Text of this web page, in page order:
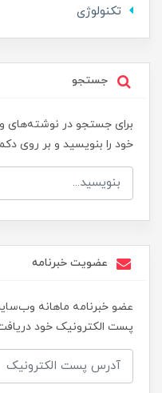
تکنولوژی
جستجو
برای جستجو در نوشته‌های
خود را بنویسید و بر روی
عضویت خبرنامه
عضو خبرنامه ماهانه
پست الکترونیک خود